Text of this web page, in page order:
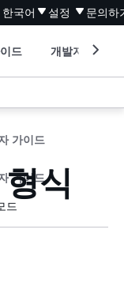
한국어 설정 문의하
드 개발자 도구
가이드
가이드식
드